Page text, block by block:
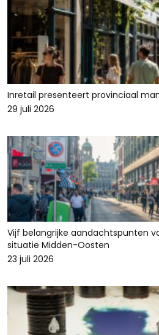
Inretail presenteert provinciaal
29 juli 2026
Vijf belangrijke aandachtspunten
situatie Midden-Oosten
23 juli 2026